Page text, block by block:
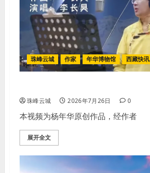
珠峰云城 作家 年华博物馆 西藏快讯
珠峰云城 2026年7月26日 0
本视频为杨年华原创作品，经作者
展开全文